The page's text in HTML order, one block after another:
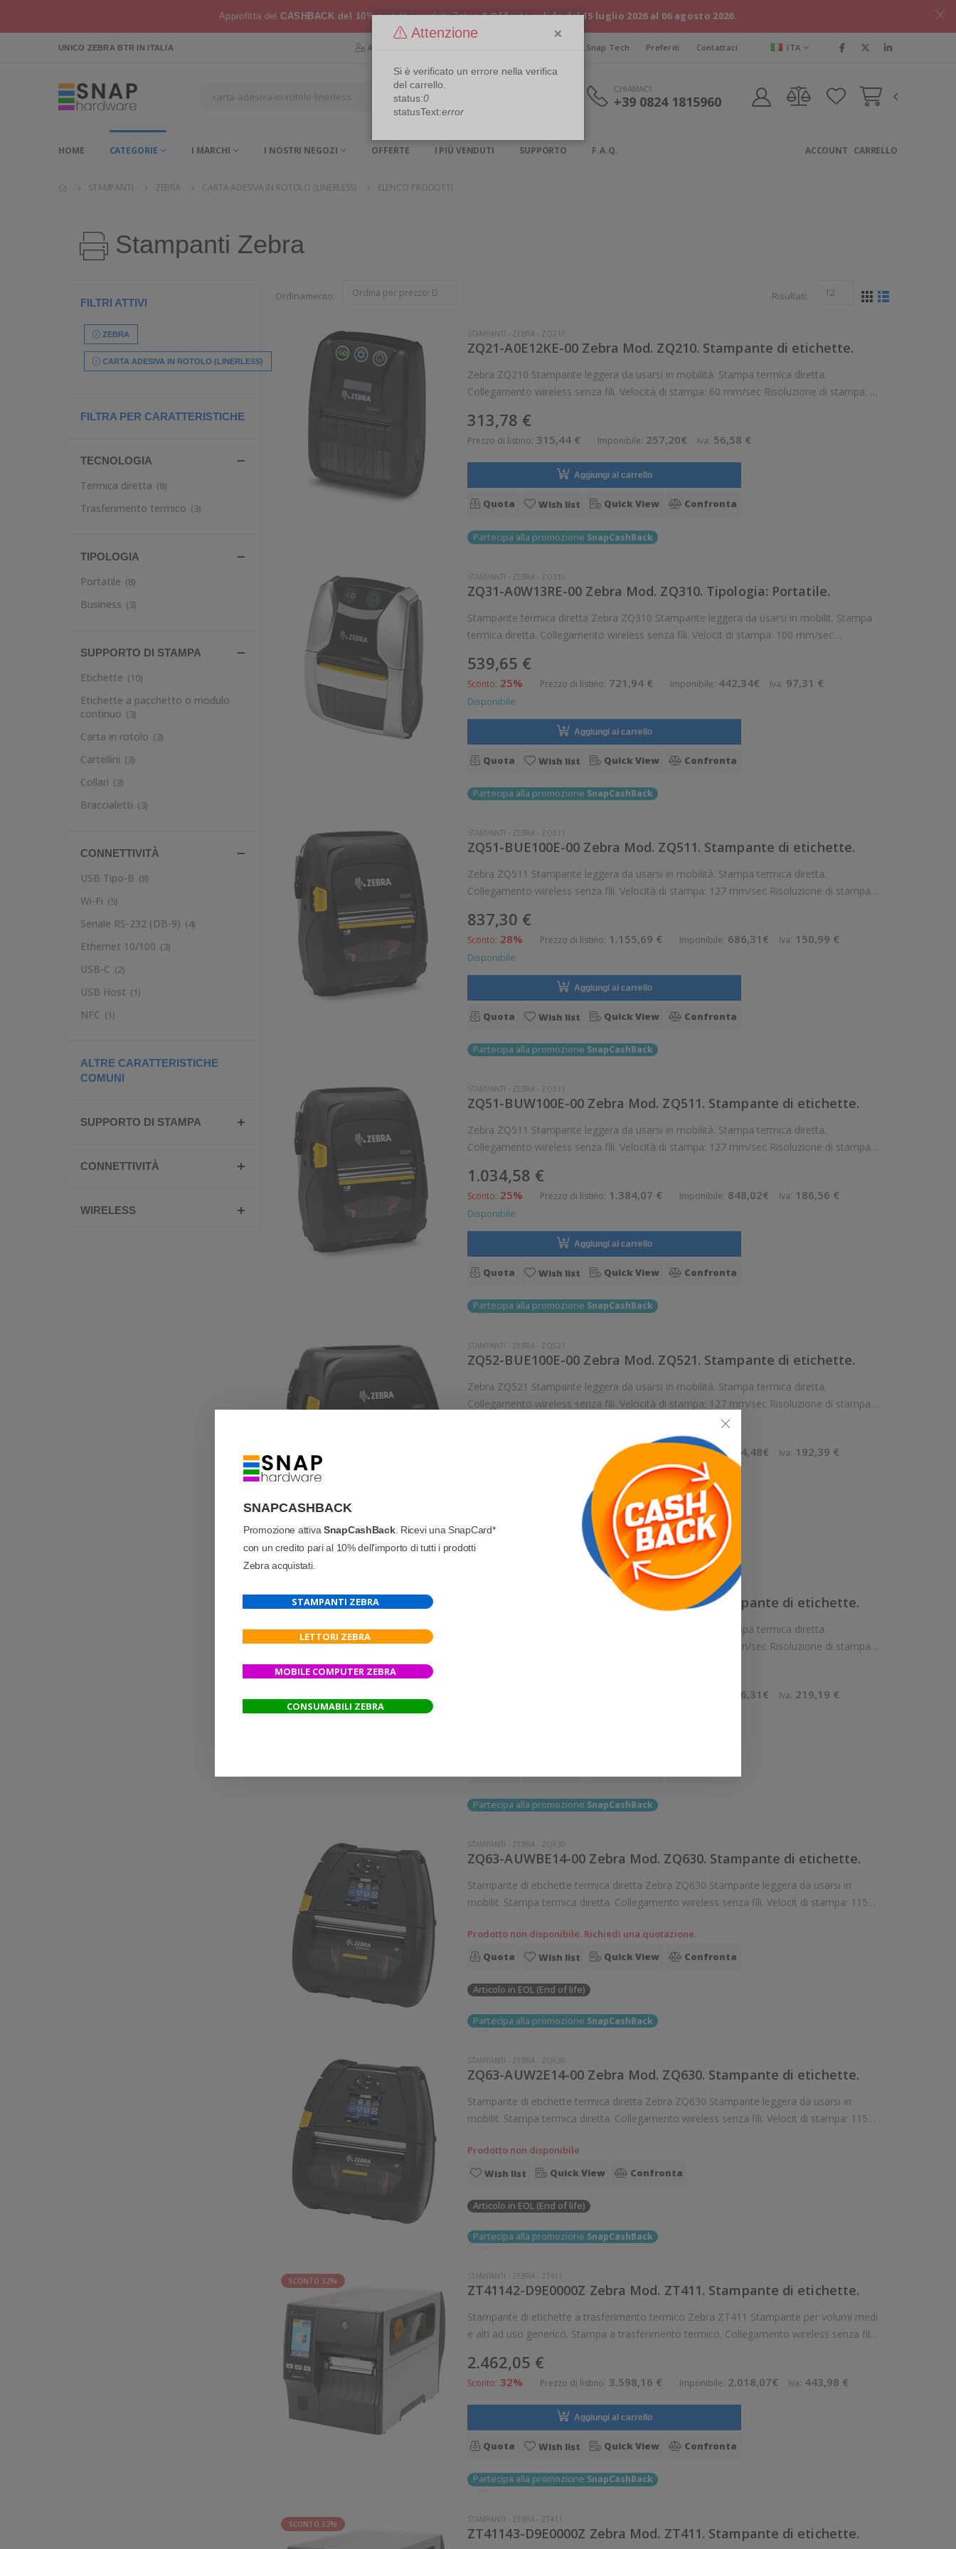
SNAPCASHBACK
Promozione attivaSnapCashBack. Ricevi una SnapCard*
con un credito pari al 10% dell'importo di tutti i prodotti
Zebra acquistati.
STAMPANTI ZEBRA
LETTORI ZEBRA
MOBILE COMPUTER ZEBRA
CONSUMABILI ZEBRA
Approfitta del CASHBACK del 10%su tutti i prodotti Zebra * Offerta valida dal 15 luglio 2026 al 06 agosto 2026.
UNICO ZEBRA BTR IN ITALIA Area Riservata Snap Tech Preferiti Contattaci ITA
CHIAMACI
+39 0824 1815960
HOME CATEGORIE I MARCHI I NOSTRI NEGOZI OFFERTE I PIÙ VENDUTI SUPPORTO F.A.Q. CARRELLO
ACCOUNT
STAMPANTI ZEBRA CARTA ADESIVA IN ROTOLO (LINERLESS) ELENCO PRODOTTI
Stampanti Zebra
Ordinamento: Risultati:
STAMPANTI - ZEBRA - ZQ210
ZQ21-A0E12KE-00 Zebra Mod. ZQ210. Stampante di etichette.
Zebra ZQ210 Stampante leggera da usarsi in mobilità. Stampa termica diretta.
Collegamento wireless senza fili. Velocità di stampa: 60 mm/sec Risoluzione di stampa: 8
313,78 €
Prezzo di listino: 315,44 € Imponibile: 257,20€ Iva: 56,58 €
Aggiungi al carrello
Quota Wish list Quick View Confronta
Partecipa alla promozione SnapCashBack
STAMPANTI - ZEBRA - ZQ310
ZQ31-A0W13RE-00 Zebra Mod. ZQ310. Tipologia: Portatile.
Stampante termica diretta Zebra ZQ310 Stampante leggera da usarsi in mobilit. Stampa
termica diretta. Collegamento wireless senza fili. Velocit di stampa: 100 mm/sec
539,65 €
Sconto: 25% Prezzo di listino: 721,94 € Imponibile: 442,34€ Iva: 97,31 €
Disponibile
Aggiungi al carrello
Quota Wish list Quick View Confronta
Partecipa alla promozione SnapCashBack
STAMPANTI - ZEBRA - ZQ511
ZQ51-BUE100E-00 Zebra Mod. ZQ511. Stampante di etichette.
Zebra ZQ511 Stampante leggera da usarsi in mobilità. Stampa termica diretta.
Collegamento wireless senza fili. Velocità di stampa: 127 mm/sec Risoluzione di stampa:
837,30 €
Sconto: 28% Prezzo di listino: 1.155,69 € Imponibile: 686,31€ Iva: 150,99 €
Disponibile
Aggiungi al carrello
Quota Wish list Quick View Confronta
Partecipa alla promozione SnapCashBack
STAMPANTI - ZEBRA - ZQ511
ZQ51-BUW100E-00 Zebra Mod. ZQ511. Stampante di etichette.
Zebra ZQ511 Stampante leggera da usarsi in mobilità. Stampa termica diretta.
Collegamento wireless senza fili. Velocità di stampa: 127 mm/sec Risoluzione di stampa:
1.034,58 €
Sconto: 25% Prezzo di listino: 1.384,07 € Imponibile: 848,02€ Iva: 186,56 €
Disponibile
Aggiungi al carrello
Quota Wish list Quick View Confronta
Partecipa alla promozione SnapCashBack
STAMPANTI - ZEBRA - ZQ521
ZQ52-BUE100E-00 Zebra Mod. ZQ521. Stampante di etichette.
Zebra ZQ521 Stampante leggera da usarsi in mobilità. Stampa termica diretta.
Collegamento wireless senza fili. Velocità di stampa: 127 mm/sec Risoluzione di stampa:
8 dot/mm Wireless: Presente Supporto di stampa: Carta adesiva in rotolo (liner
1.427,25 € Imponibile:874,48€ Iva: 192,39 €
Aggiungi al carrello
Quick View Confronta
Partecipa alla promozioneSnapCashBack
ZQ52-BUW100E-00 Zebra Mod. ZQ521. Stampante di etichette.
Collegamento wireless senza fili. Velocità di stampa: 127 mm/sec Risoluzione di stampa:
996,31€ Iva: 219,19 €
Partecipa alla promozione SnapCashBack
STAMPANTI - ZEBRA - ZQ630
ZQ63-AUWBE14-00 Zebra Mod. ZQ630. Stampante di etichette.
Stampante di etichette termica diretta Zebra ZQ630 Stampante leggera da usarsi in
mobilit. Stampa termica diretta. Collegamento wireless senza fili. Velocit di stampa: 115
Prodotto non disponibile. Richiedi una quotazione.
Quota
Wish list Quick View Confronta
Articolo in EOL (End of life)
Partecipa alla promozione SnapCashBack
STAMPANTI - ZEBRA - ZQ630
ZQ63-AUW2E14-00 Zebra Mod. ZQ630. Stampante di etichette.
Stampante di etichette termica diretta Zebra ZQ630 Stampante leggera da usarsi in
mobilit. Stampa termica diretta. Collegamento wireless senza fili. Velocit di stampa: 115
Prodotto non disponibile
Wish list
Quick View Confronta
Articolo in EOL (End of life)
Partecipa alla promozione SnapCashBack
SCONTO 32% STAMPANTI - ZEBRA - ZT411
ZT41142-D9E0000Z Zebra Mod. ZT411. Stampante di etichette.
Stampante di etichette a trasferimento termico Zebra ZT411 Stampante per volumi medi
e alti ad uso generico. Stampa a trasferimento termico. Collegamento wireless senza fili.
2.462,05 €
Sconto: 32% Prezzo di listino: 3.598,16 € Imponibile: 2.018,07€ Iva: 443,98 €
Aggiungi al carrello
Quota Wish list Quick View Confronta
Partecipa alla promozione SnapCashBack
SCONTO 32% STAMPANTI - ZEBRA - ZT411
ZT41143-D9E0000Z Zebra Mod. ZT411. Stampante di etichette.
FILTRI ATTIVI
ZEBRA
CARTA ADESIVA IN ROTOLO (LINERLESS)
FILTRA PER CARATTERISTICHE
TECNOLOGIA
Termica diretta (8)
Trasferimento termico (3)
TIPOLOGIA
Portatile (8)
Business (3)
SUPPORTO DI STAMPA
Etichette (10)
Etichette a pacchetto o modulo
continuo (3)
Carta in rotolo (3)
Cartellini (3)
Collari (3)
Braccialetti (3)
CONNETTIVITÀ
USB Tipo-B (8)
Wi-Fi (5)
Seriale RS-232 (DB-9) (4)
Ethernet 10/100 (3)
USB-C (2)
USB Host (1)
NFC (1)
ALTRE CARATTERISTICHE
COMUNI
SUPPORTO DI STAMPA
CONNETTIVITÀ
WIRELESS
Attenzione ×
Si è verificato un errore nella verifica
del carrello.
status:0
statusText:error